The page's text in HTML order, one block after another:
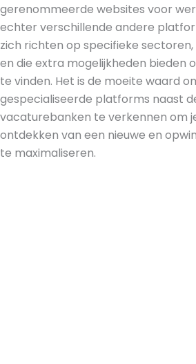
gerenommeerde websites voor
echter verschillende andere
zich richten op specifieke sectoren,
en die extra mogelijkheden bieden
te vinden. Het is de moeite waard
gespecialiseerde platforms naast
vacaturebanken te verkennen om
ontdekken van een nieuwe en
te maximaliseren.